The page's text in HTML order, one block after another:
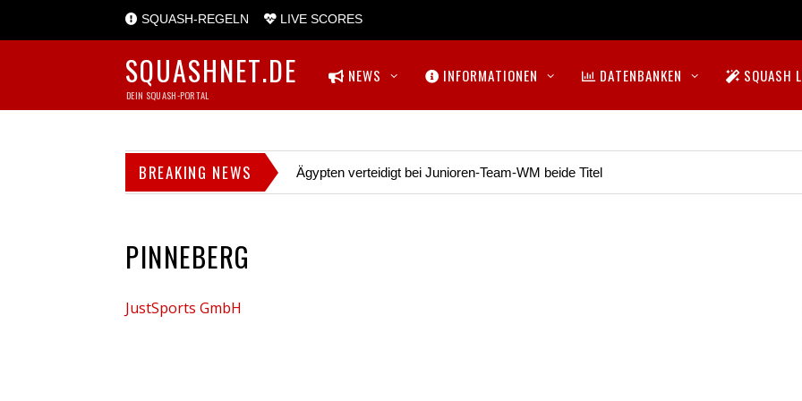
SQUASH-REGELN LIVE SCORES
SQUASHNET.DE
DEIN SQUASH-PORTAL
NEWS INFORMATIONEN DATENBANKEN SQUASH
BREAKING NEWS Ägypten verteidigt bei Junioren-Team-WM beide Titel
PINNEBERG
JustSports GmbH